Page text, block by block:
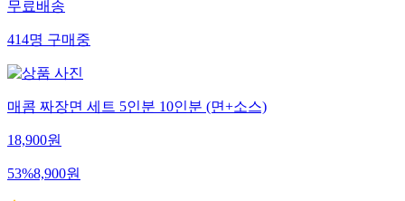
무료배송
414명구매중
매콤 짜장면 세트 5인분 10인분 (면+소스)
18,900원
53%8,900원